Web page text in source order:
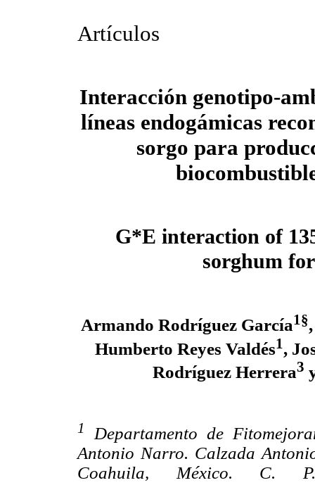
Artículos
Interacción genotipo-
líneas endogámicas
sorgo para
G*E interaction of
sorghum
Armando Rodríguez García1§
Humberto Reyes Valdés1,
Rodríguez Herrera3
1
Departamento de
Antonio Narro. Calzada
Coahuila, México. C.